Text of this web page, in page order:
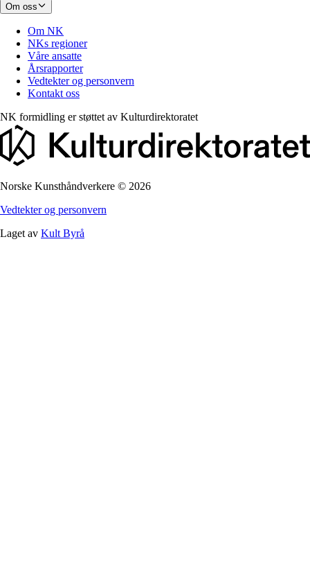
Om oss
Om NK
NKs regioner
Våre ansatte
Årsrapporter
Vedtekter og personvern
Kontakt oss
NK formidling er støttet av Kulturdirektoratet
Norske Kunsthåndverkere © 2026
Vedtekter og personvern
Laget av Kult Byrå